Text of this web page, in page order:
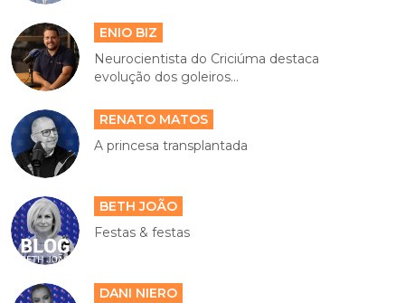
ENIO BIZ
Neurocientista do Criciúma destaca
evolução dos goleiros...
RENATO MATOS
A princesa transplantada
BETH JOÃO
Festas & festas
DANI NIERO